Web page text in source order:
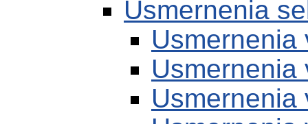
Usmernenia
Usmernenia
Usmernenia
Usmernenia